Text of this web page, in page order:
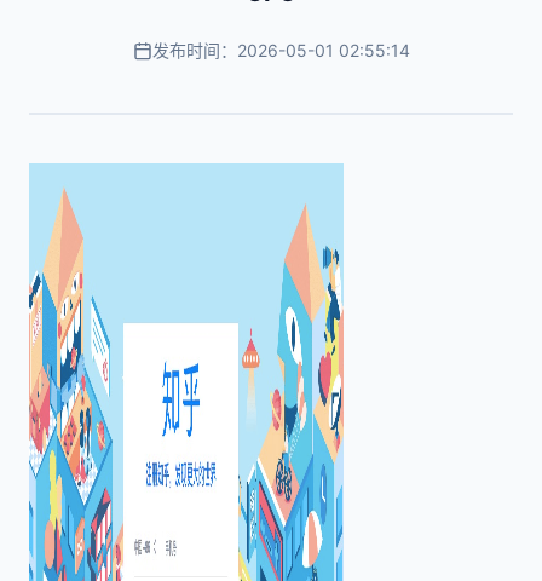
发布时间：2026-05-01 02:55:14